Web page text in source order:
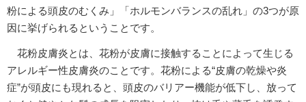
粉による頭皮のむくみ」「ホルモンバランスの乱れ」の3つが原
因に挙げられるということです。
花粉皮膚炎とは、花粉が皮膚に接触することによって生じる
アレルギー性皮膚炎のことです。花粉による“皮膚の乾燥や炎
症”が頭皮にも現れると、頭皮のバリアー機能が低下し、放って